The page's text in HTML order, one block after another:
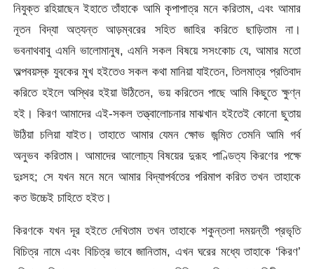
নিযুক্ত রহিয়াছেন ইহাতে তাঁহাকে আমি কৃপাপাত্র মনে করিতাম, এবং আমার
নূতন বিদ্যা অত্যন্ত আড়ম্বরের সহিত জাহির করিতে ছাড়িতাম না।
ভবনাথবাবু এমনি ভালােমানুষ, এমনি সকল বিষয়ে সসংকোচ যে, আমার মতাে
অল্পবয়স্ক যুবকের মুখ হইতেও সকল কথা মানিয়া যাইতেন, তিলমাত্র প্রতিবাদ
করিতে হইলে অস্থির হইয়া উঠিতেন, ভয় করিতেন পাছে আমি কিছুতে ক্ষুণ্ন
হই। কিরণ আমাদের এই-সকল তত্ত্বালােচনার মাঝখান হইতেই কোনাে ছুতায়
উঠিয়া চলিয়া যাইত। তাহাতে আমার যেমন ক্ষোভ জন্মিত তেমনি আমি গর্ব
অনুভব করিতাম। আমাদের আলােচ্য বিষয়ের দুরূহ পাণ্ডিত্য কিরণের পক্ষে
দুঃসহ; সে যখন মনে মনে আমার বিদ্যাপর্বতের পরিমাপ করিত তখন তাহাকে
কত উচ্চেই চাহিতে হইত।
কিরণকে যখন দূর হইতে দেখিতাম তখন তাহাকে শকুন্তলা দময়ন্তী প্রভৃতি
বিচিত্র নামে এবং বিচিত্র ভাবে জানিতাম, এখন ঘরের মধ্যে তাহাকে ‘কিরণ’